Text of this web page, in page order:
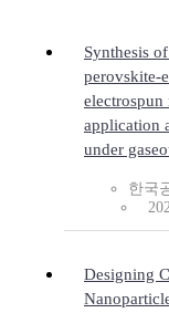
Synthesis
perovskite-
electrospun
application
under
한국
Designing